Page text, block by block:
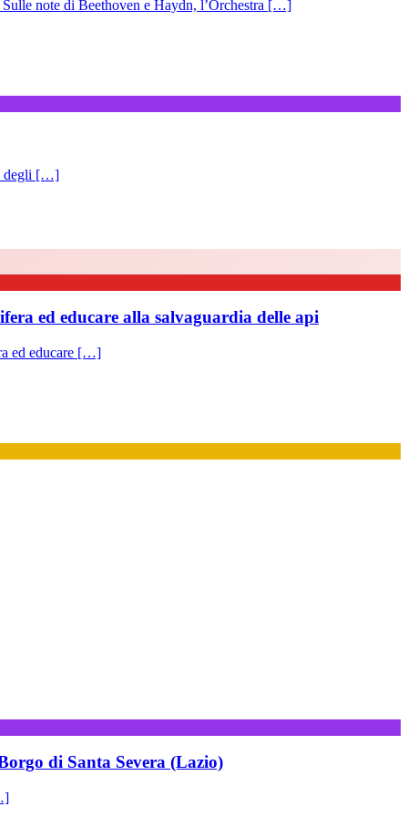
note di Beethoven e Haydn, l’Orchestra […]
degli […]
ed educare alla salvaguardia delle api
ed educare […]
di Santa Severa (Lazio)